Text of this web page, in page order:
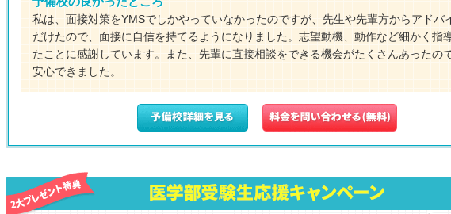
私は、面接対策をYMSでしかやっていなかったのですが、先生や先輩方からアドバ
だけたので、面接に自信を持てるようになりました。志望動機、動作など細かく指
たことに感謝しています。また、先輩に直接相談をできる機会がたくさんあったの
安心できました。